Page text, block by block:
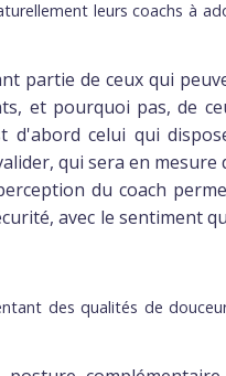
leurs coachs à
partie de ceux qui
et pourquoi pas, de
celui qui
qui sera en mesure
du coach
avec le sentiment
des qualités de